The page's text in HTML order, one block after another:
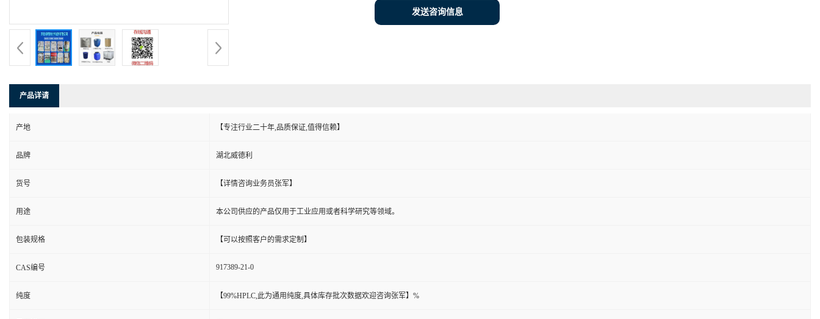
发送咨询信息
产品详请
产地 【专注行业二十年,品质保证,值得信赖】
品牌 湖北威德利
货号 【详情咨询业务员张军】
用途 本公司供应的产品仅用于工业应用或者科学研究等领域。
包装规格 【可以按照客户的需求定制】
CAS编号 917389-21-0
纯度 【99%HPLC,此为通用纯度,具体库存批次数据欢迎咨询张军】%